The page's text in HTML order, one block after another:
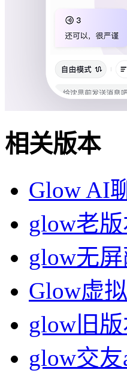
相关版本
Glow AI
glow老
glow无
Glow虚
glow旧
glow交友